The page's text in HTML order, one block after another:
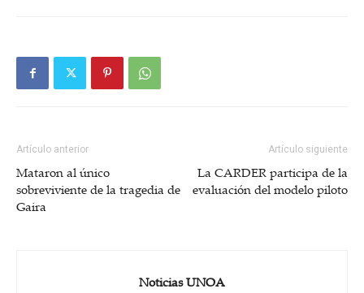
Artículo anterior
Mataron al único
sobreviviente de la tragedia de
Gaira
Artículo siguiente
La CARDER participa de la
evaluación del modelo piloto
Noticias UNOA